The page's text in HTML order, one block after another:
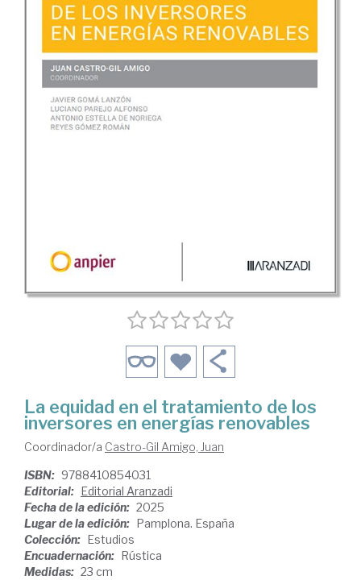
La equidad en el tratamiento de los
inversores en energías renovables
Coordinador/a Castro-Gil Amigo, Juan
ISBN: 9788410854031
Editorial: Editorial Aranzadi
Fecha de la edición: 2025
Lugar de la edición: Pamplona. España
Colección: Estudios
Encuadernación: Rústica
Medidas: 23 cm